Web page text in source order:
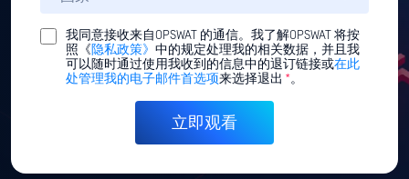
我同意接收来自OPSWAT 的通信。我了解OPSWAT 将按
照《隐私政策》 中的规定处理我的相关数据，并且我
可以随时通过使用我收到的信息中的退订链接或在此
处管理我的电子邮件首选项来选择退出 *。